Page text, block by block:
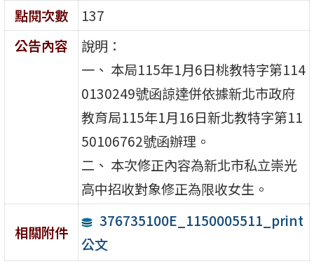
點閱次數
137
公告內容
說明：
一、 本局115年1月6日桃教特字第114
0130249號函諒達併依據新北市政府
教育局115年1月16日新北教特字第11
50106762號函辦理。
二、 本次修正內容為新北市私立崇光
高中招收對象修正為限收女生。
相關附件
376735100E_1150005511_print
公文